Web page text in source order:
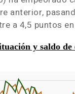
anterior,
a 4,5 puntos